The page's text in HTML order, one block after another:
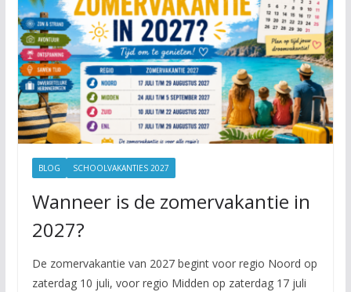
BLOG SCHOOLVAKANTIES 2027
Wanneer is de zomervakantie in
2027?
De zomervakantie van 2027 begint voor regio Noord op
zaterdag 10 juli, voor regio Midden op zaterdag 17 juli